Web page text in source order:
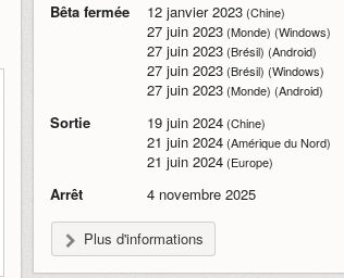
Bêta fermée 12 janvier 2023(Chine)
27 juin 2023(Monde) (Windows)
27 juin 2023(Brésil) (Android)
27 juin 2023(Brésil) (Windows)
27 juin 2023(Monde) (Android)
Sortie 19 juin 2024(Chine)
21 juin 2024(Amérique du Nord)
21 juin 2024(Europe)
Arrêt 4 novembre 2025
Plus d'informations